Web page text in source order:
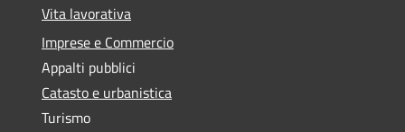
Vita lavorativa
Imprese e Commercio
Appalti pubblici
Catasto e urbanistica
Turismo